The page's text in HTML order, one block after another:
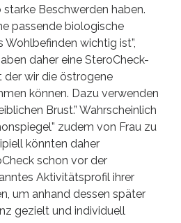
Beschwerden haben.
passende biologische
wichtig ist”,
daher eine SteroCheck-
der wir die östrogene
können. Dazu verwenden
Brust.” Wahrscheinlich
zudem von Frau zu
könnten daher
schon vor der
Aktivitätsprofil ihrer
um anhand dessen später
gezielt und individuell